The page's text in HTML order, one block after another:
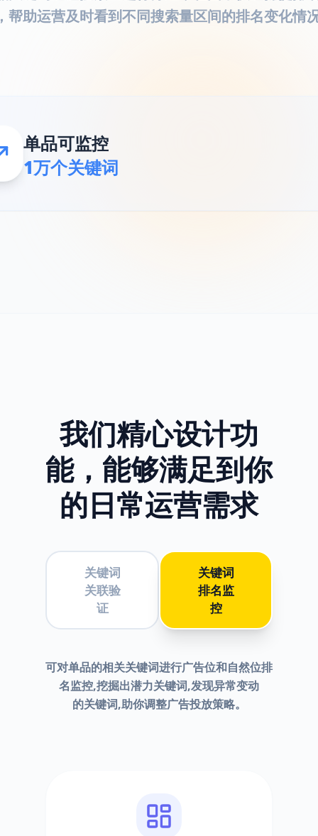
帮助运营及时看到不同搜索量区间的排名变化情
单品可监控
1万个关键词
我们精心设计功
能， 能够满足到你
的日常运营需求
关键词
关联验
证
关键词
排名监
控
可对单品的相关关键词进行广告位和自然位排
名监控,挖掘出潜力关键词,发现异常变动
的关键词,助你调整广告投放策略。